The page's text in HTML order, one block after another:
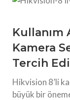
Kullanım
Kamera
Tercih
Hikvision 8’li
büyük bir